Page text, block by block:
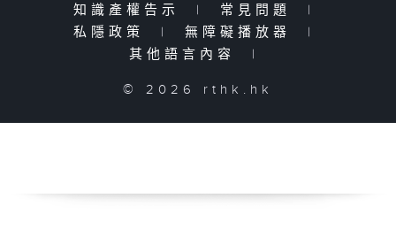
知識產權告示
| 常見問題
|
私隱政策
| 無障礙播放器
|
其他語言內容
|
© 2026 rthk.hk